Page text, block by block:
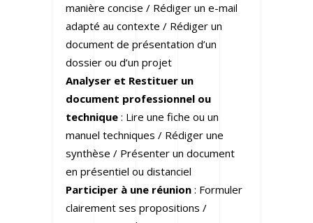
manière concise / Rédiger un e-mail
adapté au contexte / Rédiger un
document de présentation d’un
dossier ou d’un projet
Analyser et Restituer un
document professionnel ou
technique : Lire une fiche ou un
manuel techniques / Rédiger une
synthèse / Présenter un document
en présentiel ou distanciel
Participer à une réunion : Formuler
clairement ses propositions /